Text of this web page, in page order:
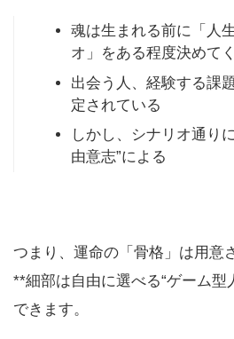
魂は生まれる前に「人
オ」をある程度決めて
出会う人、経験する課
定されている
しかし、シナリオ通り
由意志”による
つまり、運命の「骨格」は用意
**細部は自由に選べる“ゲーム型
できます。